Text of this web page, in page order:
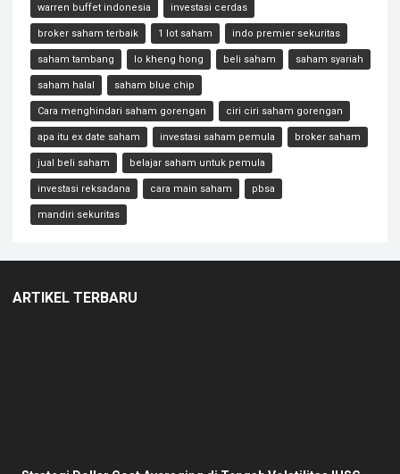
warren buffet indonesia investasi cerdas
broker saham terbaik 1 lot saham indo premier sekuritas
saham tambang lo kheng hong beli saham saham syariah
saham halal saham blue chip
Cara menghindari saham gorengan ciri ciri saham gorengan
apa itu ex date saham investasi saham pemula broker saham
jual beli saham belajar saham untuk pemula
investasi reksadana cara main saham pbsa
mandiri sekuritas
ARTIKEL TERBARU